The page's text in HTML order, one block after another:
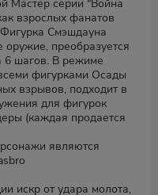
Мастер серии "Война
взрослых фанатов
Смэшдауна
преобразуется
6 шагов. В режиме
фигурками Осады
взрывов, подходит в
для фигурок
(каждая продается
являются
искр от удара молота,